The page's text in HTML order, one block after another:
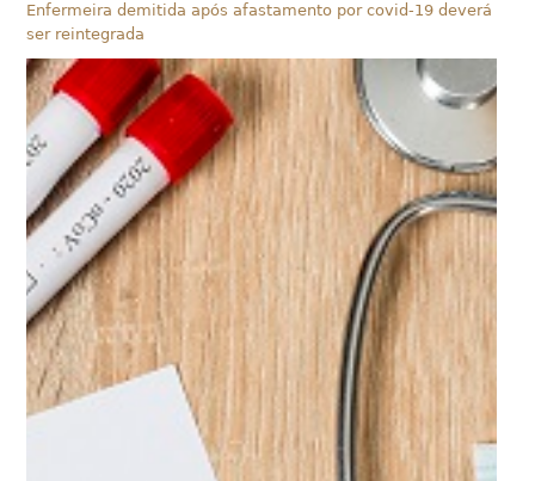
Enfermeira demitida após afastamento por covid-19 deverá
ser reintegrada